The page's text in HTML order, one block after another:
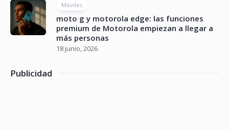
Móviles
moto g y motorola edge: las funciones
premium de Motorola empiezan a llegar a
más personas
18 junio, 2026
Publicidad